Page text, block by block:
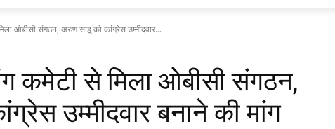
ओबीसी संगठन, अरुण साहू को कांग्रेस उम्मीदवार...
कमेटी से मिला ओबीसी संगठन,
उम्मीदवार बनाने की मांग